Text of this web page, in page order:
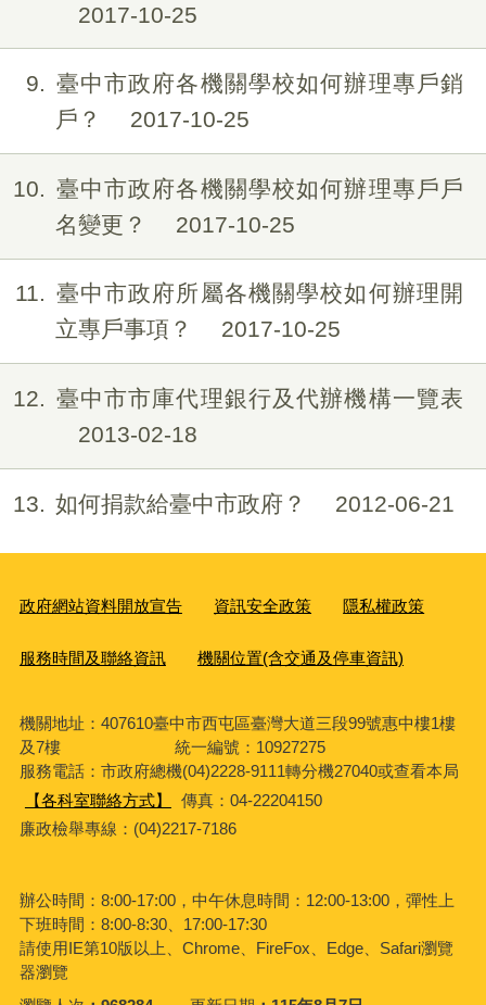
2017-10-25
9
臺中市政府各機關學校如何辦理專戶銷
戶？
2017-10-25
10
臺中市政府各機關學校如何辦理專戶戶
名變更？
2017-10-25
11
臺中市政府所屬各機關學校如何辦理開
立專戶事項？
2017-10-25
12
臺中市市庫代理銀行及代辦機構一覽表
2013-02-18
13 如何捐款給臺中市政府？ 2012-06-21
政府網站資料開放宣告 資訊安全政策 隱私權政策
服務時間及聯絡資訊 機關位置(含交通及停車資訊)
機關地址：407610臺中市西屯區臺灣大道三段99號惠中樓1樓
及7樓 統一編號：10927275
服務電話：市政府總機(04)2228-9111轉分機27040或查看本局
【各科室聯絡方式】
傳真：04-22204150
廉政檢舉專線：(04)2217-7186
辦公時間：8:00-17:00，中午休息時間：12:00-13:00，彈性上
下班時間：8:00-8:30、17:00-17:30
請使用IE第10版以上、Chrome、FireFox、Edge、Safari瀏覽
器瀏覽